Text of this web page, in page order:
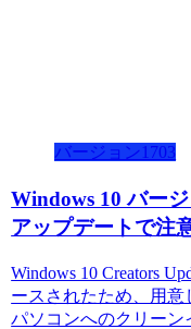
バージョン1703
Windows 10 バー
アップデートで注
Windows 10 Creators
ースされたため、用意
パソコンへのクリーン